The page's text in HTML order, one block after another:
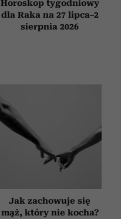
Horoskop tygodniowy
dla Raka na 27 lipca–2
sierpnia 2026
Jak zachowuje się
mąż, który nie kocha?